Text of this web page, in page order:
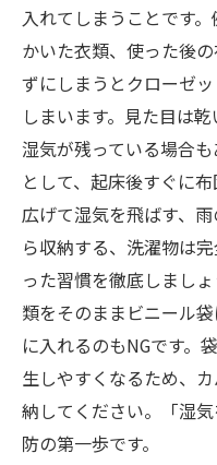
入れてしまうことです
かいた衣類、使った後
ずにしまうとクローゼ
しまいます。見た目は
湿気が残っている場合
として、起床後すぐに
広げて湿気を飛ばす、
ら収納する、洗濯物は
った習慣を徹底しまし
類をそのままビニール
に入れるのもNGです。
生しやすくなるため、
納してください。「湿
防の第一歩です。